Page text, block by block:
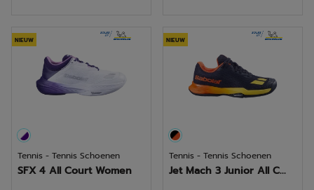
sterren.
sterren.
NIEUW
Tennis - Tennis Schoenen
SFX 4 All Court Women
NIEUW
Tennis - Tennis Schoenen
Jet Mach 3 Junior All C...